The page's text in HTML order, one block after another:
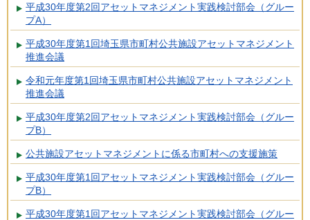
平成30年度第2回アセットマネジメント実践検討部会（グルー
プA）
平成30年度第1回埼玉県市町村公共施設アセットマネジメント
推進会議
令和元年度第1回埼玉県市町村公共施設アセットマネジメント
推進会議
平成30年度第2回アセットマネジメント実践検討部会（グルー
プB）
公共施設アセットマネジメントに係る市町村への支援施策
平成30年度第1回アセットマネジメント実践検討部会（グルー
プB）
平成30年度第1回アセットマネジメント実践検討部会（グルー